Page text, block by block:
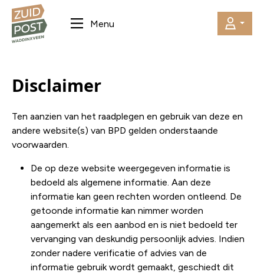
Menu
Disclaimer
Ten aanzien van het raadplegen en gebruik van deze en
andere website(s) van BPD gelden onderstaande
voorwaarden.
De op deze website weergegeven informatie is
bedoeld als algemene informatie. Aan deze
informatie kan geen rechten worden ontleend. De
getoonde informatie kan nimmer worden
aangemerkt als een aanbod en is niet bedoeld ter
vervanging van deskundig persoonlijk advies. Indien
zonder nadere verificatie of advies van de
informatie gebruik wordt gemaakt, geschiedt dit